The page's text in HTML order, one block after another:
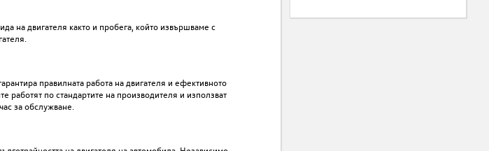
на двигателя както и пробега, който извършваме с
правилната работа на двигателя и ефективното
работят по стандартите на производителя и използват
за обслужване.